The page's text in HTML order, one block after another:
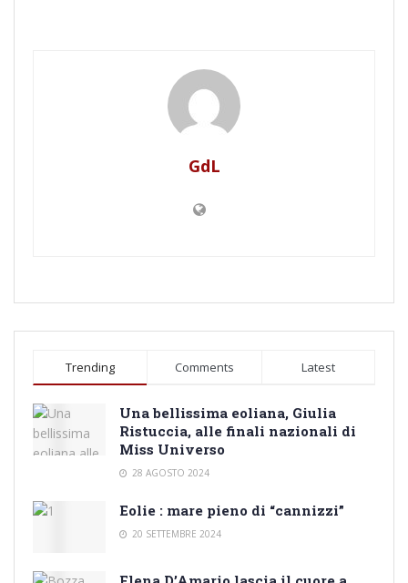
GdL
Trending Comments Latest
Una bellissima eoliana, Giulia
Ristuccia, alle finali nazionali di
Miss Universo
28 AGOSTO 2024
Eolie : mare pieno di “cannizzi”
20 SETTEMBRE 2024